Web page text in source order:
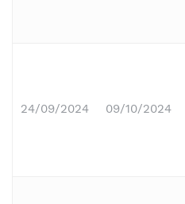
24/09/2024 09/10/2024